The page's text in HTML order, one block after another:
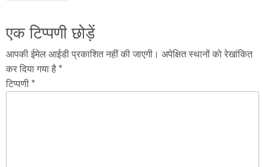
एक टिप्पणी छोड़ें
आपकी ईमेल आईडी प्रकाशित नहीं की जाएगी। अपेक्षित स्थानों को रेखांकित
कर दिया गया है *
टिप्पणी *